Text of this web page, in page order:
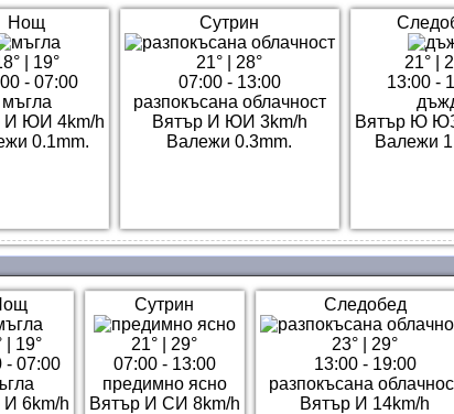
Нощ
19°
- 07:00
мъгла
И ЮИ 4km/h
0.1mm.
Сутрин
21°
28°
07:00 - 13:00
разпокъсана облачност
Вятър И ЮИ 3km/h
Валежи 0.3mm.
21°
13:00 -
Вятър Ю
Валежи
19°
- 07:00
И 6km/h
Сутрин
21°
29°
07:00 - 13:00
предимно ясно
Вятър И СИ 8km/h
Следобед
23°
29°
13:00 - 19:00
разпокъсана
Вятър И 14km/h